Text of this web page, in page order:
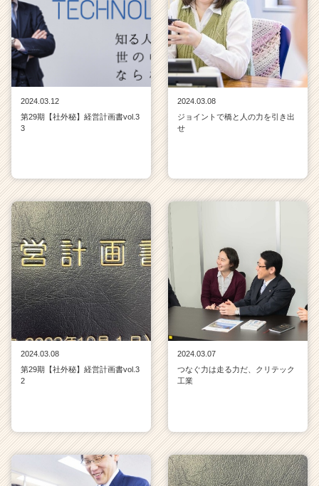
r
C
a
r
e
e
2024.03.12
第29期【社外秘】経営計画書vol.3
3
2024.03.08
ジョイントで橋と人の力を引き出
せ
2024.03.08
第29期【社外秘】経営計画書vol.3
2
2024.03.07
つなぐ力は走る力だ、クリテック
工業